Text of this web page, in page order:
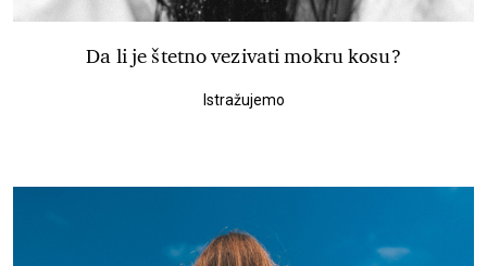
Da li je štetno vezivati mokru kosu?
Istražujemo